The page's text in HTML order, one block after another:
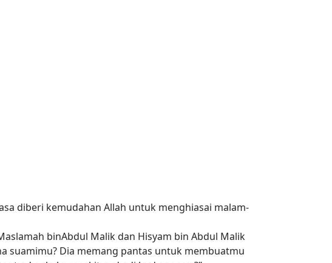
diberi kemudahan Allah untuk menghiasai malam-
binAbdul Malik dan Hisyam bin Abdul Malik
suamimu? Dia memang pantas untuk membuatmu